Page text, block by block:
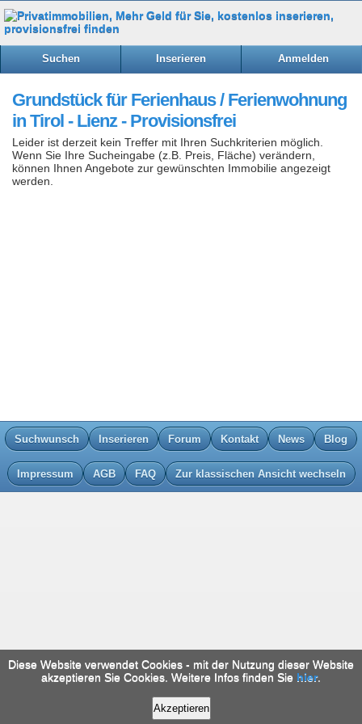
Suchen Inserieren Anmelden
Grundstück für Ferienhaus / Ferienwohnung
in Tirol - Lienz - Provisionsfrei
Leider ist derzeit kein Treffer mit Ihren Suchkriterien möglich.
Wenn Sie Ihre Sucheingabe (z.B. Preis, Fläche) verändern,
können Ihnen Angebote zur gewünschten Immobilie angezeigt
werden.
Suchwunsch Inserieren Forum Kontakt News Blog
Impressum AGB FAQ Zur klassischen Ansicht wechseln
Diese Website verwendet Cookies - mit der Nutzung dieser Website
akzeptieren Sie Cookies. Weitere Infos finden Sie hier.